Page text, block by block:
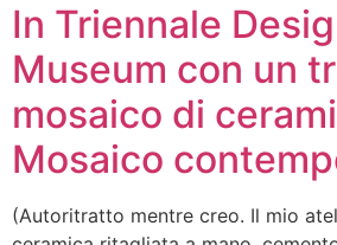
In Triennale
Museum con un
mosaico di
Mosaico
(Autoritratto mentre creo. Il mio